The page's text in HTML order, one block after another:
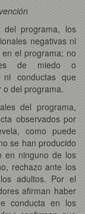
programa, los
negativas ni
el programa; no
de miedo o
ni conductas que
o del programa.
del programa,
observados por
como puede
se han producido
en ninguno de los
rechazo ante los
adultos. Por el
afirman haber
conducta en los